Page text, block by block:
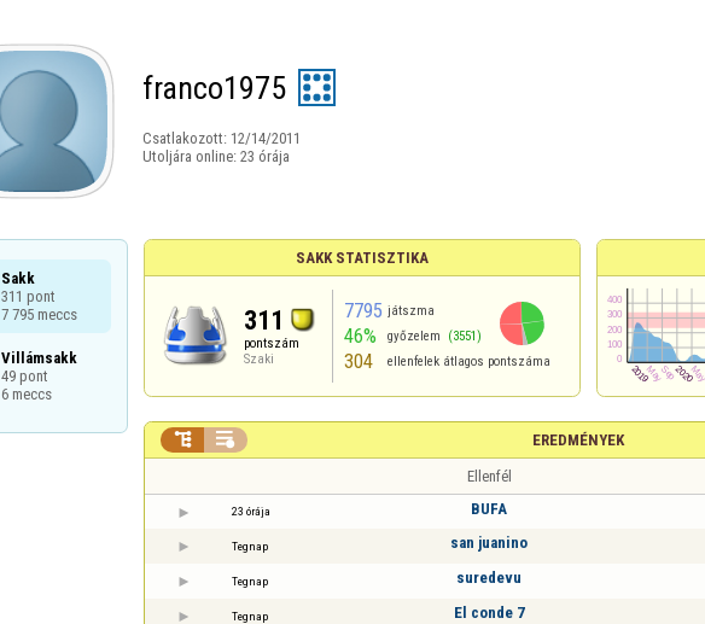
franco1975
Csatlakozott: 12/14/2011
Utoljára online: 23 órája
Sakk
311 pont
7 795 meccs
Villámsakk
49 pont
6 meccs
SAKK STATISZTIKA
311
pontszám
Szaki
7795 játszma
46% győzelem (3551)
304 ellenfelek átlagos pontszáma
EREDMÉNYEK
 
Ellenfél
23 órája BUFA
Tegnap san juanino
Tegnap suredevu
Tegnap El conde 7